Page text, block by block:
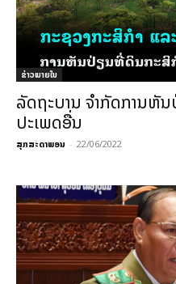
ຂ່າວພາຍ​ໃນ
ລັດຖະ​ບານ ​ຈຳ​ກັດການຫັ
ປະເພດອື່ນ
ສຸກສະດາພອນ - 22/06/2022